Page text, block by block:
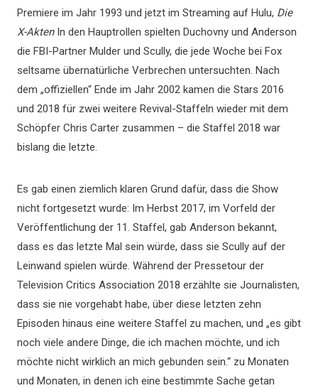
Premiere im Jahr 1993 und jetzt im Streaming auf Hulu, Die
X-AktenIn den Hauptrollen spielten Duchovny und Anderson
die FBI-Partner Mulder und Scully, die jede Woche bei Fox
seltsame übernatürliche Verbrechen untersuchten. Nach
dem „offiziellen“ Ende im Jahr 2002 kamen die Stars 2016
und 2018 für zwei weitere Revival-Staffeln wieder mit dem
Schöpfer Chris Carter zusammen – die Staffel 2018 war
bislang die letzte.
Es gab einen ziemlich klaren Grund dafür, dass die Show
nicht fortgesetzt wurde: Im Herbst 2017, im Vorfeld der
Veröffentlichung der 11. Staffel, gab Anderson bekannt,
dass es das letzte Mal sein würde, dass sie Scully auf der
Leinwand spielen würde. Während der Pressetour der
Television Critics Association 2018 erzählte sie Journalisten,
dass sie nie vorgehabt habe, über diese letzten zehn
Episoden hinaus eine weitere Staffel zu machen, und „es gibt
noch viele andere Dinge, die ich machen möchte, und ich
möchte nicht wirklich an mich gebunden sein.“ zu Monaten
und Monaten, in denen ich eine bestimmte Sache getan